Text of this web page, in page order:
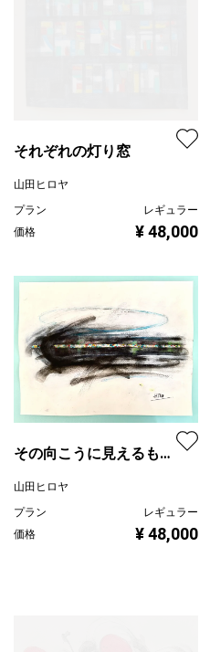
それぞれの灯り窓
山田ヒロヤ
プラン
レギュラー
価格
¥ 48,000
その向こうに見えるもの
山田ヒロヤ
プラン
レギュラー
価格
¥ 48,000